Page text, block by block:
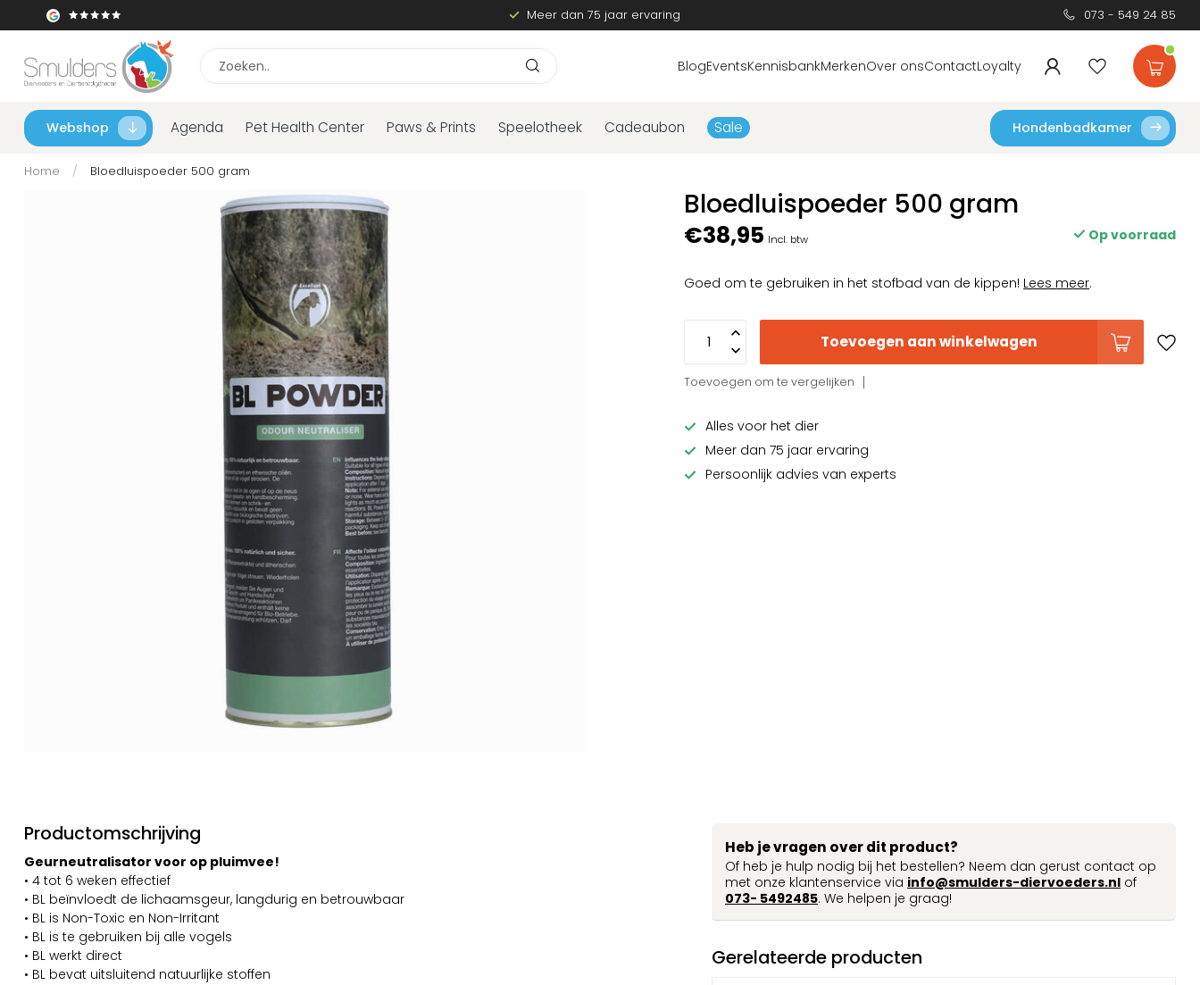
Meer dan 75 jaar ervaring 073 - 549 24 85
BlogEventsKennisbankMerkenOver onsContactLoyalty
Webshop Agenda Pet Health Center Paws & Prints Speelotheek Cadeaubon Sale Hondenbadkamer
Home / Bloedluispoeder 500 gram
Bloedluispoeder 500 gram
€38,95 Incl. btw Op voorraad
Goed om te gebruiken in het stofbad van de kippen! Lees meer.
Toevoegen aan winkelwagen
Toevoegen om te vergelijken
Alles voor het dier
Meer dan 75 jaar ervaring
Persoonlijk advies van experts
Productomschrijving
Geurneutralisator voor op pluimvee!
• 4 tot 6 weken effectief
• BL beïnvloedt de lichaamsgeur, langdurig en betrouwbaar
• BL is Non-Toxic en Non-Irritant
• BL is te gebruiken bij alle vogels
• BL werkt direct
• BL bevat uitsluitend natuurlijke stoffen
Heb je vragen over dit product?
Of heb je hulp nodig bij het bestellen? Neem dan gerust contact op
met onze klantenservice via info@smulders-diervoeders.nl of
073- 5492485. We helpen je graag!
Gerelateerde producten